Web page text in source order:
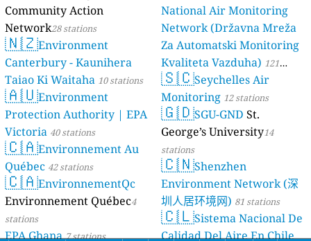
Community Action
Network28 stations
🇳🇿Environment
Canterbury - Kaunihera
Taiao Ki Waitaha 10 stations
🇦🇺Environment
Protection Authority | EPA
Victoria 40 stations
🇨🇦Environnement Au
Québec 42 stations
🇨🇦EnvironnementQc
Environnement Québec4
stations
EPA Ghana 7 stations
National Air Monitoring
Network (Državna Mreža
Za Automatski Monitoring
Kvaliteta Vazduha) 121
stations
🇸🇨Seychelles Air
Monitoring 12 stations
🇬🇩SGU-GND St.
George’s University14
stations
🇨🇳Shenzhen
Environment Network (深
圳人居环境网) 81 stations
🇨🇱Sistema Nacional De
Calidad Del Aire En Chile